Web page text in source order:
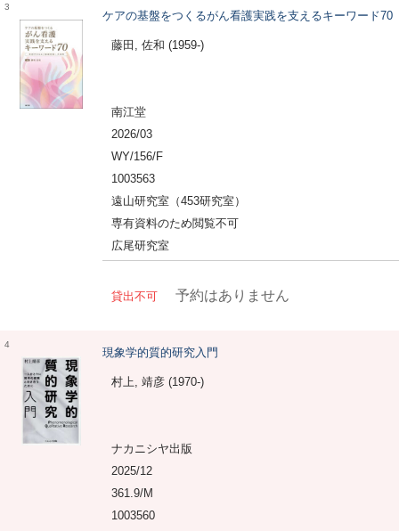
3
ケアの基盤をつくるがん看護実践を支えるキーワード70
藤田, 佐和 (1959-)
南江堂
2026/03
WY/156/F
1003563
遠山研究室（453研究室）
専有資料のため閲覧不可
広尾研究室
貸出不可 予約はありません
4
現象学的質的研究入門
村上, 靖彦 (1970-)
ナカニシヤ出版
2025/12
361.9/M
1003560